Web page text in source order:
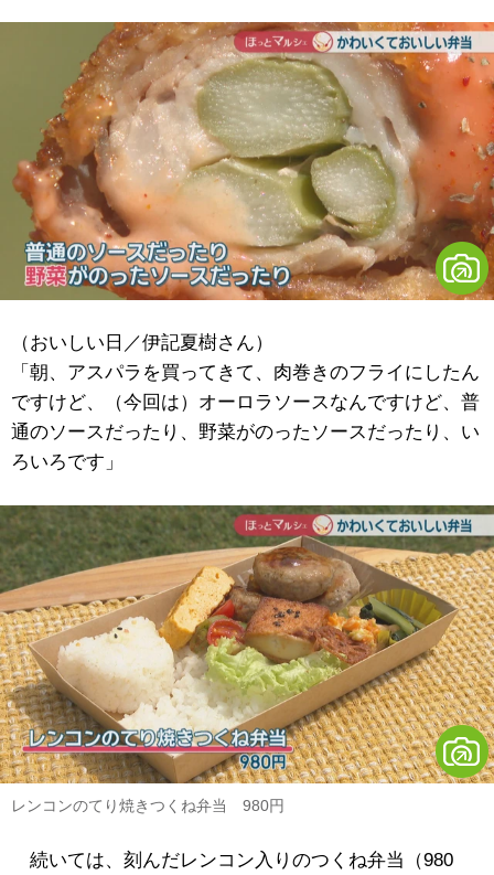
（おいしい日／伊記夏樹さん）
「朝、アスパラを買ってきて、肉巻きのフライにしたん
ですけど、（今回は）オーロラソースなんですけど、普
通のソースだったり、野菜がのったソースだったり、い
ろいろです」
レンコンのてり焼きつくね弁当 980円
続いては、刻んだレンコン入りのつくね弁当（980